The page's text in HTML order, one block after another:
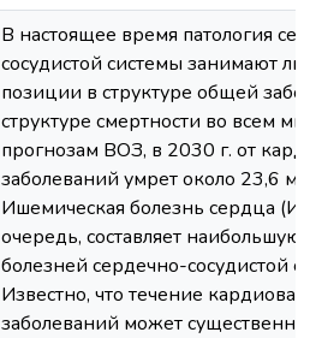
В настоящее время патология
сосудистой системы занимают
позиции в структуре общей
структуре смертности во всем
прогнозам ВОЗ, в 2030 г. от
заболеваний умрет около 23,6
Ишемическая болезнь сердца
очередь, составляет наибольшую
болезней сердечно-сосудистой
Известно, что течение
заболеваний может существенно